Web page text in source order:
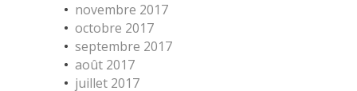
novembre 2017
octobre 2017
septembre 2017
août 2017
juillet 2017